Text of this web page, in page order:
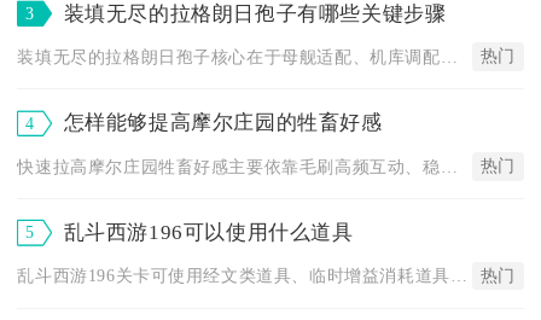
3 装填无尽的拉格朗日孢子有哪些关键步骤
热门
4 怎样能够提高摩尔庄园的牲畜好感
热门
5 乱斗西游196可以使用什么道具
乱斗西游196关卡可使用经文类道具、临时增益消耗道具，搭配英... 热门